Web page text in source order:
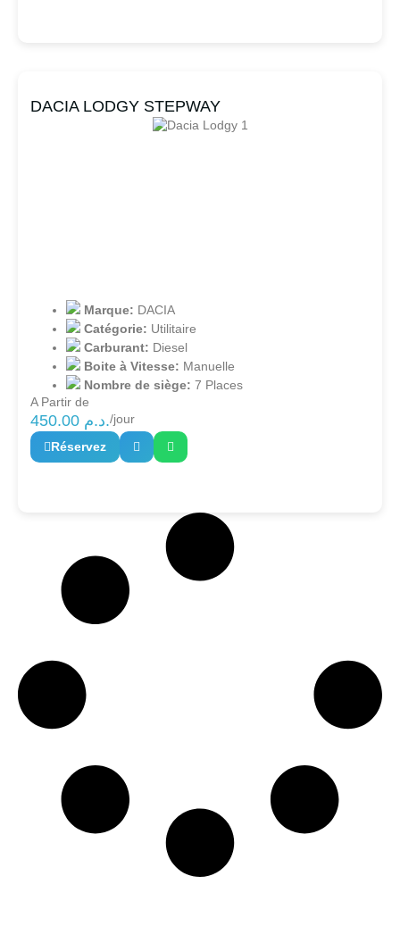
DACIA LODGY STEPWAY
Marque: DACIA
Catégorie: Utilitaire
Carburant: Diesel
Boite à Vitesse: Manuelle
Nombre de siège: 7 Places
A Partir de
450.00 د.م./jour
Réservez